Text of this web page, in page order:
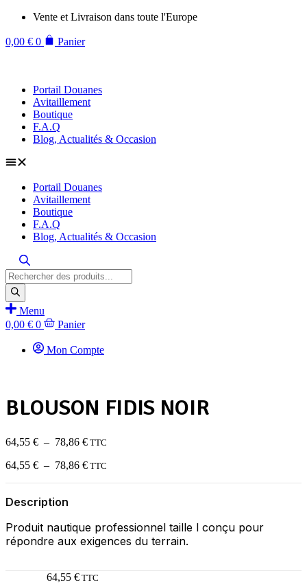
Aller
contenu
Vente et Livraison dans toute l'Europe
0,00 € 0 Panier
Portail Douanes
Avitaillement
Boutique
F.A.Q
Blog, Actualités & Occasion
Portail Douanes
Avitaillement
Boutique
F.A.Q
Blog, Actualités & Occasion
Recherche
de
produits
Menu
0,00 € 0 Panier
Mon Compte
BLOUSON FIDIS NOIR
64,55 € – 78,86 €Plage
prix :
TTC
64,55 € – 78,86 €Plage
78,86 €
TTC
Description
Produit nautique professionnel taille l conçu pour
répondre aux exigences du terrain.
64,55 € TTC